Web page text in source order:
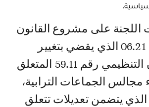
التنظيمي رقم 06.21 الذي يقضي بتغيير
وتتميم القانون التنظيمي رقم 59.11 المتعلق
مجالس الجماعات الترابية،
يتضمن تعديلات تتعلق